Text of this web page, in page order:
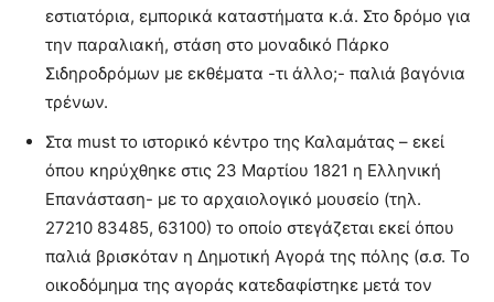
εστιατόρια, εμπορικά καταστήματα κ.ά. Στο δρόμο για
την παραλιακή, στάση στο μοναδικό Πάρκο
Σιδηροδρόμων με εκθέματα -τι άλλο;- παλιά βαγόνια
τρένων.
Στα must το ιστορικό κέντρο της Καλαμάτας – εκεί
όπου κηρύχθηκε στις 23 Μαρτίου 1821 η Ελληνική
Επανάσταση- με το αρχαιολογικό μουσείο (τηλ.
27210 83485, 63100) το οποίο στεγάζεται εκεί όπου
παλιά βρισκόταν η Δημοτική Αγορά της πόλης (σ.σ. Το
οικοδόμημα της αγοράς κατεδαφίστηκε μετά τον